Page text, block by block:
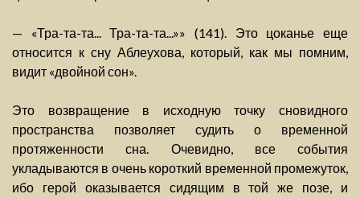
— «Тра-та-та... Тра-та-та...»» (141). Это цоканье еще
относится к сну Аблеухова, который, как мы помним,
видит «двойной сон».
Это возвращение в исходную точку сновидного
пространства позволяет судить о временной
протяженности сна. Очевидно, все события
укладываются в очень короткий временной промежуток,
ибо герой оказывается сидящим в той же позе, и